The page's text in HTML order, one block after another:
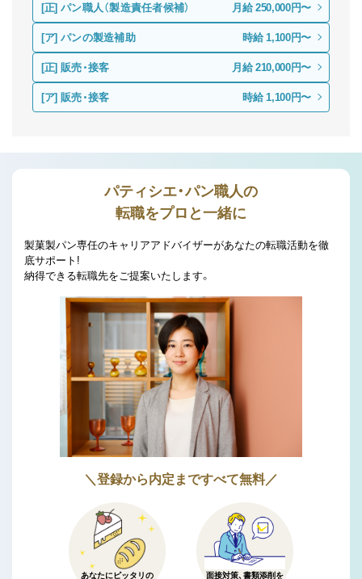
[正] パン職人（製造責任者候補） 月給 250,000円〜
[ア] パンの製造補助 時給 1,100円〜
[正] 販売・接客 月給 210,000円〜
[ア] 販売・接客 時給 1,100円〜
パティシエ・パン職人の
転職をプロと一緒に
製菓製パン専任のキャリアアドバイザーがあなたの転職活動を徹
底サポート!
納得できる転職先をご提案いたします。
＼登録から内定まですべて無料／
あなたにピッタリの 面接対策、書類添削を